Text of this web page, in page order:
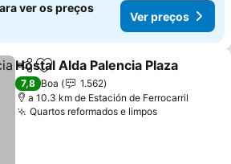
ver os preços
Ver preços
PartilharAdicionar aos favoritos
Hostal Alda Palencia Plaza
7,8 Boa
1.562
a 10.3 km de Estación de Ferrocarril
Quartos reformados e limpos